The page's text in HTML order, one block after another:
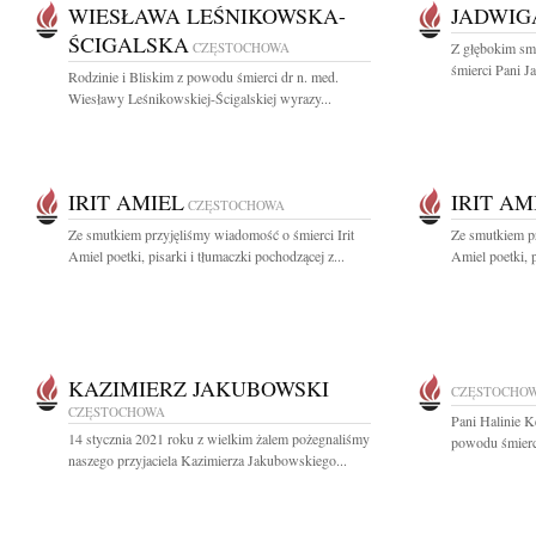
WIESŁAWA LEŚNIKOWSKA-
ŚCIGALSKA CZĘSTOCHOWA
Rodzinie i Bliskim z powodu śmierci dr n. med.
Wiesławy Leśnikowskiej-Ścigalskiej wyrazy...
Z głębokim
śmierci Pani
IRIT AMIEL CZĘSTOCHOWA
Ze smutkiem przyjęliśmy wiadomość o śmierci Irit
Amiel poetki, pisarki i tłumaczki pochodzącej z...
IRIT
Ze smutkiem
Amiel poetki,
KAZIMIERZ JAKUBOWSKI
CZĘSTOCHOWA
14 stycznia 2021 roku z wielkim żalem pożegnaliśmy
naszego przyjaciela Kazimierza Jakubowskiego...
Pani Halinie
powodu